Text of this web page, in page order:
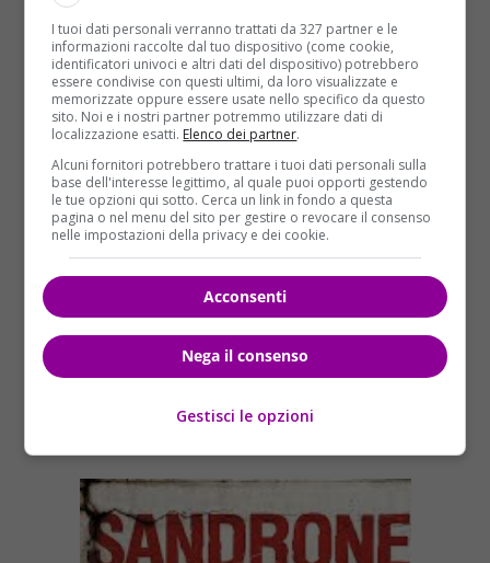
conosciuta sul set de
avuto un figlio, Nico, nato il 4 maggio 2009. Quando
gli abbiamo rivolto la fatidica domanda“Quale libro
hai in questo momento sul comodino?”, ci ha
risposto così:“Sto leggendoUccidi il padre”
I tuoi dati personali verranno trattati da 327 partner e le
informazioni raccolte dal tuo dispositivo (come cookie,
identificatori univoci e altri dati del dispositivo) potrebbero
essere condivise con questi ultimi, da loro visualizzate e
memorizzate oppure essere usate nello specifico da questo
sito. Noi e i nostri partner potremmo utilizzare dati di
localizzazione esatti. Elenco dei partner.
Alcuni fornitori potrebbero trattare i tuoi dati personali sulla
base dell'interesse legittimo, al quale puoi opporti gestendo
le tue opzioni qui sotto. Cerca un link in fondo a questa
pagina o nel menu del sito per gestire o revocare il consenso
nelle impostazioni della privacy e dei cookie.
Acconsenti
Nega il consenso
Gestisci le opzioni